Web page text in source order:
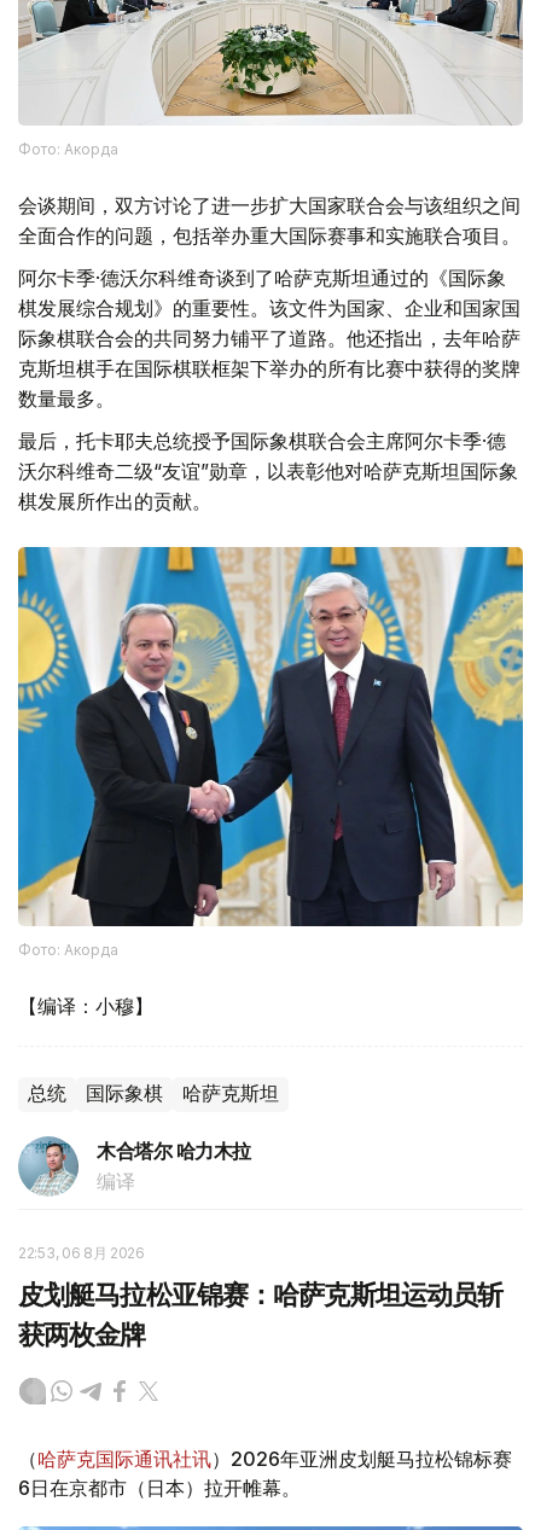
Фото: Акорда
会谈期间，双方讨论了进一步扩大国家联合会与该组织之间
全面合作的问题，包括举办重大国际赛事和实施联合项目。
阿尔卡季·德沃尔科维奇谈到了哈萨克斯坦通过的《国际象
棋发展综合规划》的重要性。该文件为国家、企业和国家国
际象棋联合会的共同努力铺平了道路。他还指出，去年哈萨
克斯坦棋手在国际棋联框架下举办的所有比赛中获得的奖牌
数量最多。
最后，托卡耶夫总统授予国际象棋联合会主席阿尔卡季·德
沃尔科维奇二级“友谊”勋章，以表彰他对哈萨克斯坦国际象
棋发展所作出的贡献。
Фото: Акорда
【编译：小穆】
总统 国际象棋 哈萨克斯坦
木合塔尔 哈力木拉
编译
22:53, 06 8月 2026
皮划艇马拉松亚锦赛：哈萨克斯坦运动员斩
获两枚金牌
（哈萨克国际通讯社讯）2026年亚洲皮划艇马拉松锦标赛
6日在京都市（日本）拉开帷幕。